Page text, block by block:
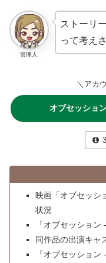
管理人
ストーリ
って考え
＼アカ
オブセッショ
映画「オブセッシ
状況
「オブセッショ
同作品の出演キャ
「オブセッショ